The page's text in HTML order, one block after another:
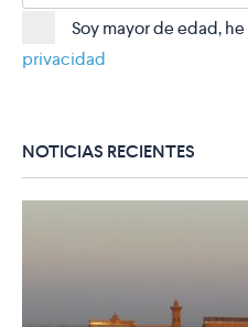
Soy mayor de edad,
privacidad
NOTICIAS RECIENTES